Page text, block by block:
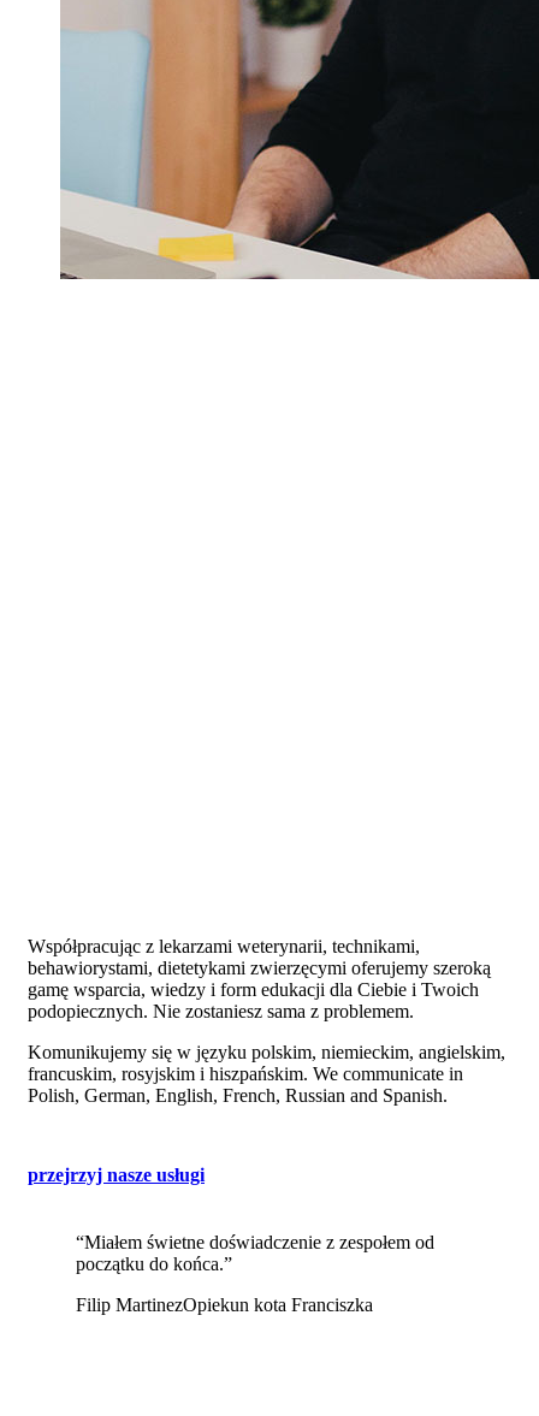
Współpracując z lekarzami weterynarii, technikami,
behawiorystami, dietetykami zwierzęcymi oferujemy szeroką
gamę wsparcia, wiedzy i form edukacji dla Ciebie i Twoich
podopiecznych. Nie zostaniesz sama z problemem.
Komunikujemy się w języku polskim, niemieckim, angielskim,
francuskim, rosyjskim i hiszpańskim. We communicate in
Polish, German, English, French, Russian and Spanish.
przejrzyj nasze usługi
“Miałem świetne doświadczenie z zespołem od
początku do końca.”
Filip MartinezOpiekun kota Franciszka